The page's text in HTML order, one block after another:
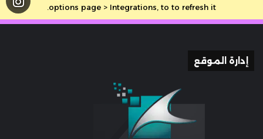
options page > Integrations, to to refresh it.
إدارة الموقع